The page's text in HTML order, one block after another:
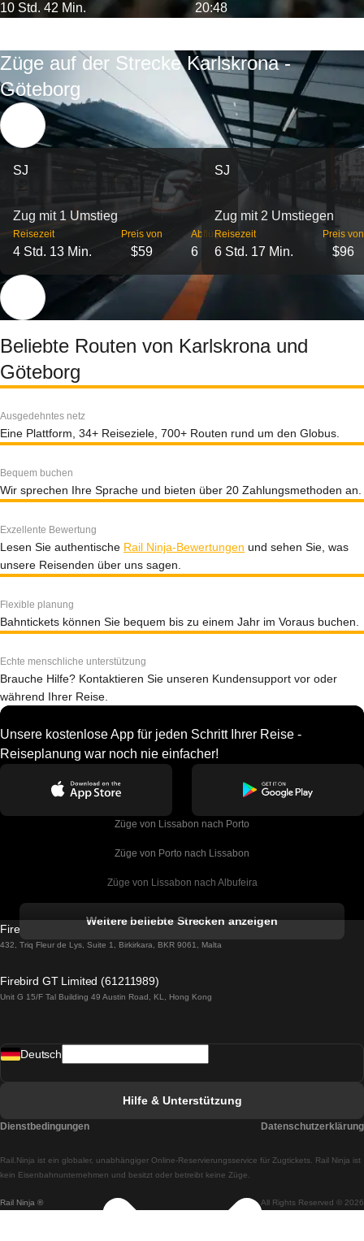
10 Std. 42 Min. 20:48
Züge auf der Strecke Karlskrona -
Göteborg
SJ
Zug mit 1 Umstieg
Reisezeit
4 Std. 13 Min.
Preis von
$59
Abflüge
6
SJ
Zug mit 2 Umstiegen
Reisezeit
6 Std. 17 Min.
Preis von
$96
Beliebte Routen von Karlskrona und
Göteborg
Ausgedehntes netz
Eine Plattform, 34+ Reiseziele, 700+ Routen rund um den Globus.
Bequem buchen
Wir sprechen Ihre Sprache und bieten über 20 Zahlungsmethoden an.
Exzellente Bewertung
Lesen Sie authentische Rail Ninja-Bewertungen und sehen Sie, was
unsere Reisenden über uns sagen.
Flexible planung
Bahntickets können Sie bequem bis zu einem Jahr im Voraus buchen.
Echte menschliche unterstützung
Brauche Hilfe? Kontaktieren Sie unseren Kundensupport vor oder
während Ihrer Reise.
Unsere kostenlose App für jeden Schritt Ihrer Reise -
Reiseplanung war noch nie einfacher!
Züge von Lissabon nach Porto
Züge von Porto nach Lissabon
Züge von Lissabon nach Albufeira
Züge von Lissabon nach Lagos
Züge von Lissabon nach Madrid
Züge von Lissabon nach Braga
Züge von Braga nach Lissabon
Weitere beliebte Strecken anzeigen
Firebird GT Limited (OC 1451)
432, Triq Fleur de Lys, Suite 1, Birkirkara, BKR 9061, Malta
Firebird GT Limited (61211989)
Unit G 15/F Tal Building 49 Austin Road, KL, Hong Kong
Rail Ninja ® All Rights Reserved © 2026
Rail.Ninja ist ein globaler, unabhängiger Online-Reservierungsservice für Zugtickets. Rail Ninja ist
kein Eisenbahnunternehmen und besitzt oder betreibt keine Züge.
Deutsch
Hilfe & Unterstützung
Dienstbedingungen Datenschutzerklärung